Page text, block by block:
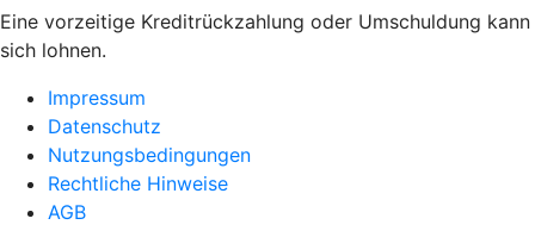
Eine vorzeitige Kreditrückzahlung oder Umschuldung kann
sich lohnen.
Impressum
Datenschutz
Nutzungsbedingungen
Rechtliche Hinweise
AGB